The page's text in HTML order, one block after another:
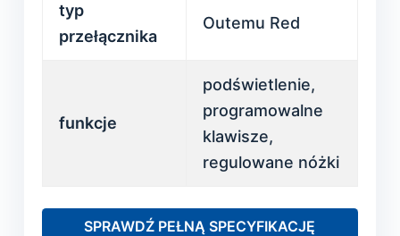
typ
przełącznika
Outemu Red
funkcje
podświetlenie,
programowalne
klawisze,
regulowane nóżki
SPRAWDŹ PEŁNĄ SPECYFIKACJĘ